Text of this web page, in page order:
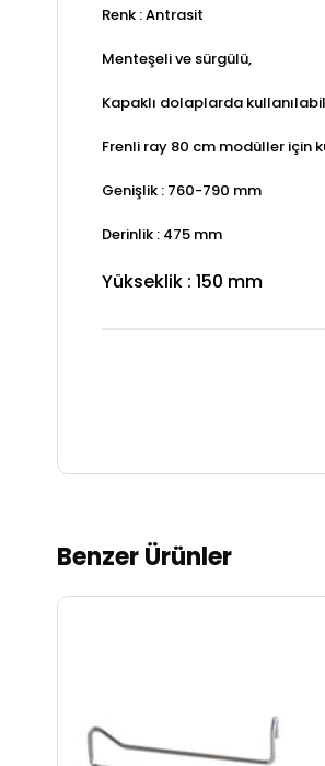
Renk : Antrasit
Menteşeli ve sürgülü,
Kapaklı dolaplarda
Frenli ray 80 cm modüller için
Genişlik : 760-790 mm
Derinlik : 475 mm
Yükseklik : 150 mm
Benzer Ürünler